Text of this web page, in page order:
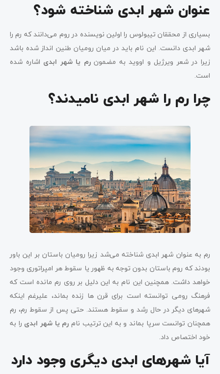
عنوان شهر ابدی شناخته شود؟
بسیاری از محققان تیبولوس را اولین نویسنده در روم می‌دانند که رم را
شهر ابدی دانست. این نام باید در میان رومیان طنین انداز شده باشد
زیرا در شعر ویرژیل و اووید به مضمونرم یا شهر ابدی اشاره شده
است.
چرا رم را شهر ابدی نامیدند؟
رم به عنوان شهر ابدی شناخته می‌شد زیرا رومیان باستان بر این باور
بودند که روم باستان بدون توجه به ظهور یا سقوط هر امپراتوری وجود
خواهد داشت. همچنین این نام به این دلیل بر روی رم مانده است که
فرهنگ رومی توانسته است برای قرن ها زنده بماند، علیرغم اینکه
شهرهای دیگر در حال رشد و سقوط هستند. حتی پس از سقوط رم، رم
همچنان توانست سرپا بماند و به این ترتیب نام رم یا شهر ابدی را به
خود اختصاص داد.
آیا شهرهای ابدی دیگری وجود دارد